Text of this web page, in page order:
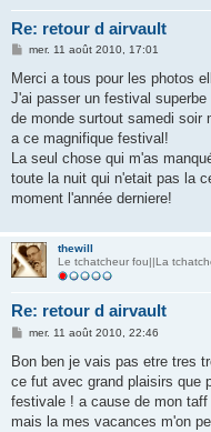
Re: retour d airvault
M
s
a
g
mer. 11 août 2010, 17:01
Merci a tous pour les photos
J'ai passer un festival
de monde surtout samedi soir
a ce magnifique festival!
La seul chose qui m'as
toute la nuit qui n'etait pas la
moment l'année derniere!
thewill
Le tchatcheur fou||La
Re: retour d airvault
M
s
a
g
mer. 11 août 2010, 22:46
Bon ben je vais pas etre tres
ce fut avec grand plaisirs que
festivale ! a cause de mon taff
mais la mes vacances m'on